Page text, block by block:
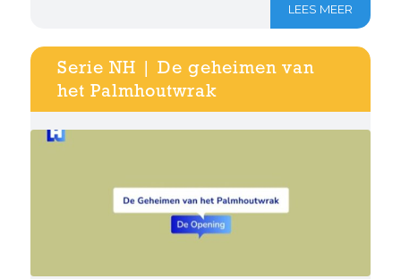
LEES MEER
Serie NH | De geheimen van
het Palmhoutwrak